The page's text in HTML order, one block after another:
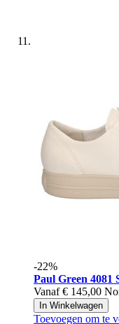
-22%
Paul Green 4081
Vanaf € 145,00
In Winkelwagen
Toevoegen om te